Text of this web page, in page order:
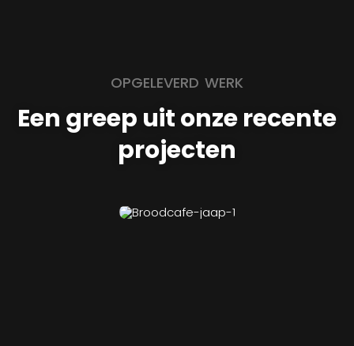
OPGELEVERD WERK
Een greep uit onze recente
projecten